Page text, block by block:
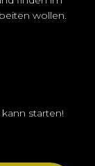
wollen.
starten!